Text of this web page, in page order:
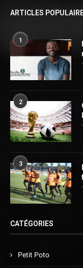
ARTICLES
1
2
3
CATÉGORIES
Petit Poto